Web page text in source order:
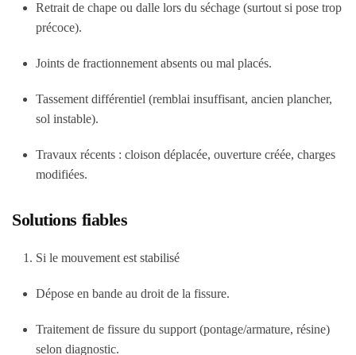
Retrait de chape ou dalle lors du séchage (surtout si pose trop
précoce).
Joints de fractionnement absents ou mal placés.
Tassement différentiel (remblai insuffisant, ancien plancher,
sol instable).
Travaux récents : cloison déplacée, ouverture créée, charges
modifiées.
Solutions fiables
Si le mouvement est stabilisé
Dépose en bande au droit de la fissure.
Traitement de fissure du support (pontage/armature, résine)
selon diagnostic.